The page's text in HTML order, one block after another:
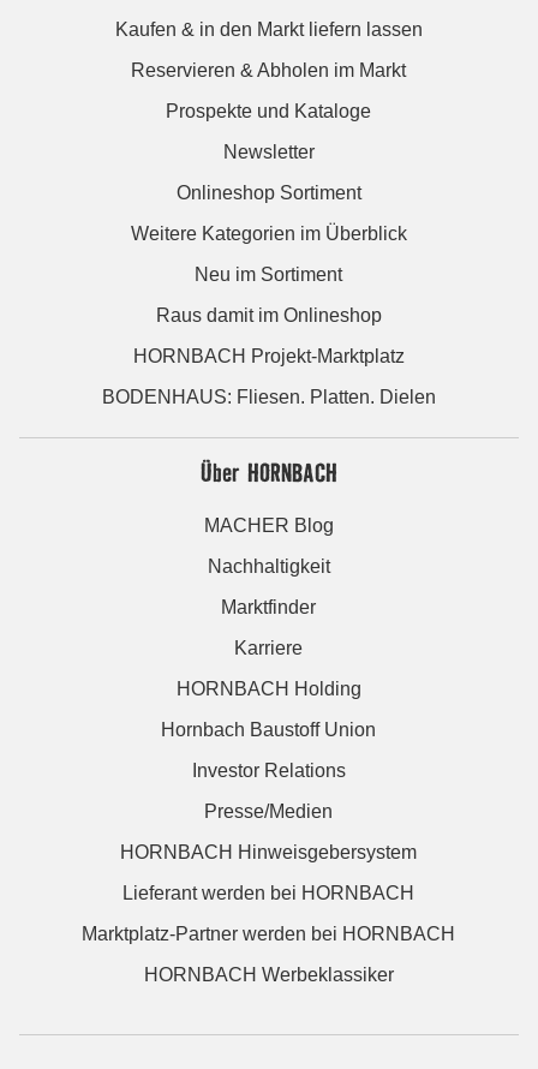
Kaufen & in den Markt liefern lassen
Reservieren & Abholen im Markt
Prospekte und Kataloge
Newsletter
Onlineshop Sortiment
Weitere Kategorien im Überblick
Neu im Sortiment
Raus damit im Onlineshop
HORNBACH Projekt-Marktplatz
BODENHAUS: Fliesen. Platten. Dielen
Über HORNBACH
MACHER Blog
Nachhaltigkeit
Marktfinder
Karriere
HORNBACH Holding
Hornbach Baustoff Union
Investor Relations
Presse/Medien
HORNBACH Hinweisgebersystem
Lieferant werden bei HORNBACH
Marktplatz-Partner werden bei HORNBACH
HORNBACH Werbeklassiker